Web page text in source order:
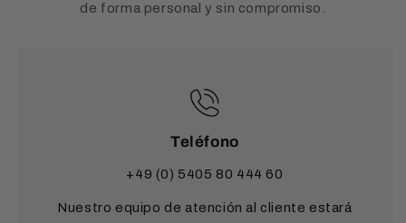
de forma personal y sin compromiso.
Teléfono
+49 (0) 5405 80 444 60
Nuestro equipo de atención al cliente estará